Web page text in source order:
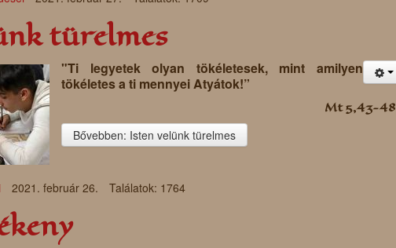
türelmes
"Ti legyetek olyan tökéletesek, mint amilyen
tökéletes a ti mennyei Atyátok!”
Mt 5,43-48
Bővebben: Isten velünk türelmes
2021. február 26. Találatok: 1764